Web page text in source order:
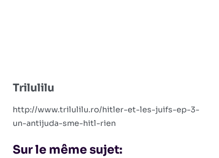
Trilulilu
http://www.trilulilu.ro/hitler-et-les-juifs-ep-3-
un-antijuda-sme-hitl-rien
Sur le même sujet: